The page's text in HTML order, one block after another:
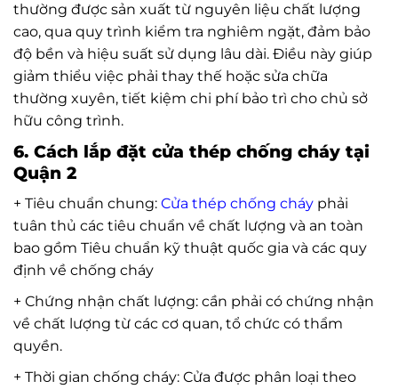
thường được sản xuất từ nguyên liệu chất lượng
cao, qua quy trình kiểm tra nghiêm ngặt, đảm bảo
độ bền và hiệu suất sử dụng lâu dài. Điều này giúp
giảm thiểu việc phải thay thế hoặc sửa chữa
thường xuyên, tiết kiệm chi phí bảo trì cho chủ sở
hữu công trình.
6. Cách lắp đặt cửa thép chống cháy tại
Quận 2
+ Tiêu chuẩn chung: Cửa thép chống cháy phải
tuân thủ các tiêu chuẩn về chất lượng và an toàn
bao gồm Tiêu chuẩn kỹ thuật quốc gia và các quy
định về chống cháy
+ Chứng nhận chất lượng: cần phải có chứng nhận
về chất lượng từ các cơ quan, tổ chức có thẩm
quyền.
+ Thời gian chống cháy: Cửa được phân loại theo